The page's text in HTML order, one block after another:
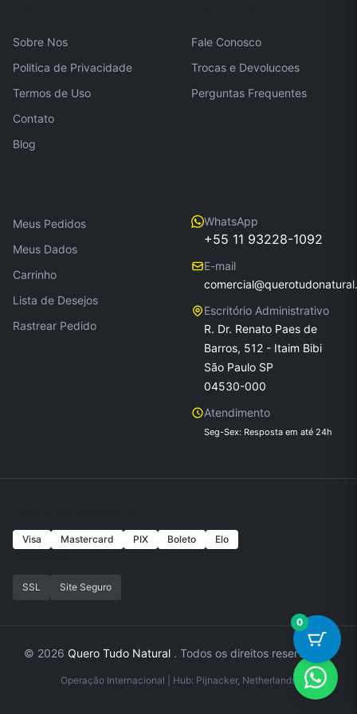
Sobre Nos
Politica de Privacidade
Termos de Uso
Contato
Blog
Fale Conosco
Trocas e Devolucoes
Perguntas Frequentes
Meus Pedidos
Meus Dados
Carrinho
Lista de Desejos
Rastrear Pedido
WhatsApp
+55 11 93228-1092
E-mail
Escritório Administrativo
R. Dr. Renato Paes de
Barros, 512 - Itaim Bibi
São Paulo SP
04530-000
Atendimento
Seg-Sex: Resposta em até 24h
Visa Mastercard PIX Boleto Elo
SSL Site Seguro
© 2026 Quero Tudo Natural . Todos os direitos reservados.
Operação Internacional | Hub: Pijnacker, Netherlands
0